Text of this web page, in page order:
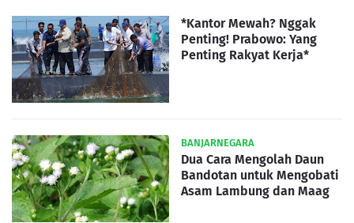
*Kantor Mewah? Nggak
Penting! Prabowo: Yang
Penting Rakyat Kerja*
BANJARNEGARA
Dua Cara Mengolah Daun
Bandotan untuk Mengobati
Asam Lambung dan Maag